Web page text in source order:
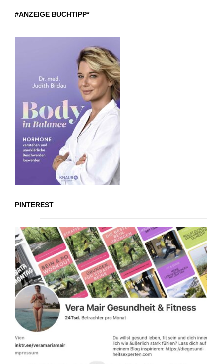
#ANZEIGE BUCHTIPP*
PINTEREST